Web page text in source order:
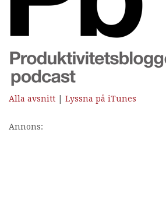
Alla avsnitt Lyssna på iTunes
Annons: